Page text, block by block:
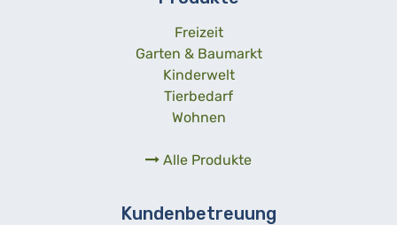
Freizeit
Garten & Baumarkt
Kinderwelt
Tierbedarf
Wohnen
Alle Produkte
Kundenbetreuung